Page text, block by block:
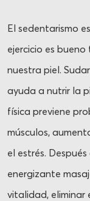
El sedentarismo
ejercicio es
nuestra piel.
ayuda a nutrir la
física previene
músculos,
el estrés.
energizante
vitalidad, eliminar